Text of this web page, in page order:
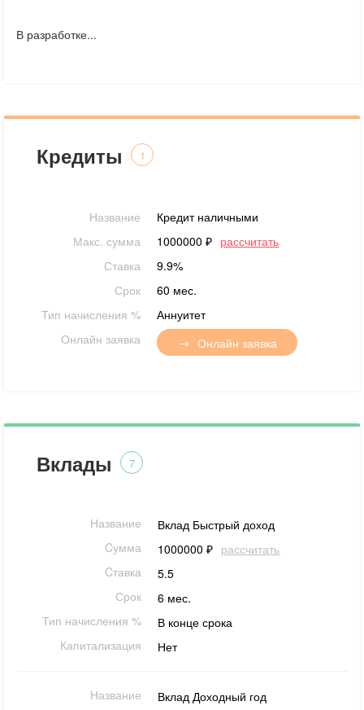
В разработке...
Кредиты 1
Название
Кредит наличными
Макс. сумма
1000000 ₽ рассчитать
Ставка
9.9%
Срок
60 мес.
Тип начисления %
Аннуитет
Онлайн заявка
Онлайн заявка
Вклады 7
Название
Вклад Быстрый доход
Cумма
1000000 ₽ рассчитать
Cтавка
5.5
Срок
6 мес.
Тип начисления %
В конце срока
Капитализация
Нет
Название
Вклад Доходный год